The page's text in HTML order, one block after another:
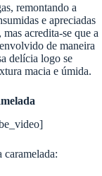
remontando a
e apreciadas
acredita-se que a
de maneira
delícia logo se
macia e úmida.